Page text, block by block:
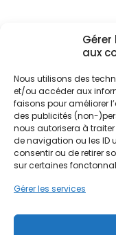
aux
Nous utilisons des
et/ou accéder aux
faisons pour améliorer
des publicités (non-
nous autorisera à
de navigation ou les ID
consentir ou de retirer
sur certaines
Gérer les services
vulnérables.
Le
constitue une
logements. Les
équipées de
dégradés par le
de déperditions
propriétaires
comme Breuillet
question
Ne
limités.
par